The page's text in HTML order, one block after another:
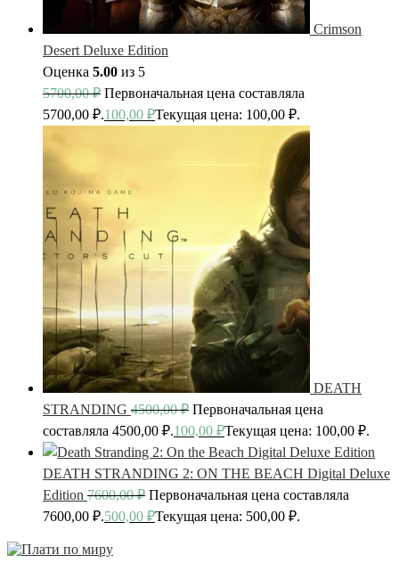
Crimson
Desert Deluxe Edition
Оценка 5.00 из 5
5700,00₽ Первоначальная цена составляла
5700,00 ₽.100,00 ₽Текущая цена: 100,00 ₽.
DEATH
STRANDING 4500,00₽ Первоначальная цена
составляла 4500,00 ₽.100,00 ₽Текущая цена: 100,00 ₽.
DEATH STRANDING 2: ON THE BEACH Digital Deluxe
Edition 7600,00₽ Первоначальная цена составляла
7600,00 ₽.500,00 ₽Текущая цена: 500,00 ₽.